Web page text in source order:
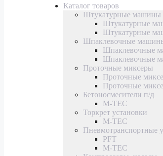
Каталог товаров
Штукатурные машины
Штукатурные
Штукатурные
Шпаклевочные
Шпаклевочные
Шпаклевочные
Проточные миксеры
Проточные
Проточные
Бетоносмесители п/д
M-TEC
Торкрет установки
M-TEC
Пневмотранспортные
PFT
M-TEC